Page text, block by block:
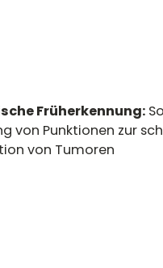
Früherkennung:
von Punktionen zur
von Tumoren